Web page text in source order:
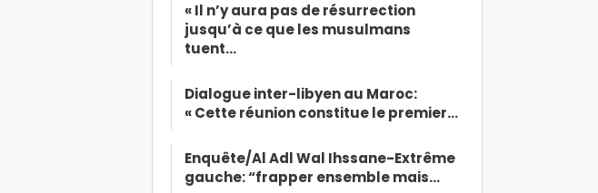
« Il n’y aura pas de résurrection
jusqu’à ce que les musulmans
tuent…
Dialogue inter-libyen au Maroc:
« Cette réunion constitue le premier…
Enquête/Al Adl Wal Ihssane-Extrême
gauche: “frapper ensemble mais…